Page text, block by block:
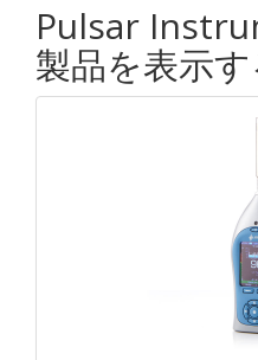
Pulsar
製品を表示す